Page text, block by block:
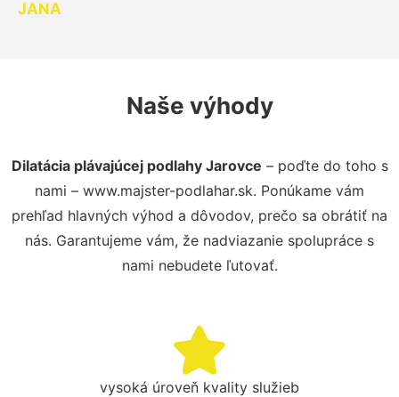
JANA
Naše výhody
Dilatácia plávajúcej podlahy Jarovce – poďte do toho s
nami – www.majster-podlahar.sk. Ponúkame vám
prehľad hlavných výhod a dôvodov, prečo sa obrátiť na
nás. Garantujeme vám, že nadviazanie spolupráce s
nami nebudete ľutovať.
vysoká úroveň kvality služieb